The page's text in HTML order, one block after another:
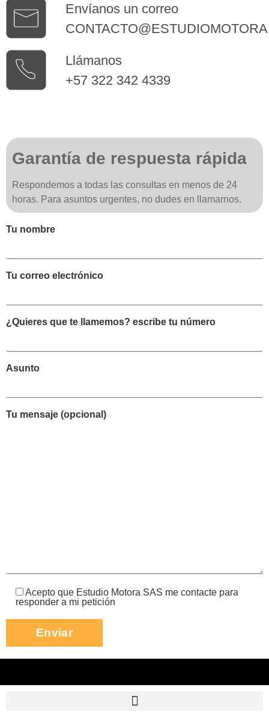
Envíanos un correo
Llámanos
+57 322 342 4339
Garantía de respuesta rápida
Respondemos a todas las consultas en menos de 24
horas. Para asuntos urgentes, no dudes en llamarnos.
Tu nombre
Tu correo electrónico
¿Quieres que te llamemos? escribe tu número
Asunto
Tu mensaje (opcional)
Acepto que Estudio Motora SAS me contacte para
responder a mi petición